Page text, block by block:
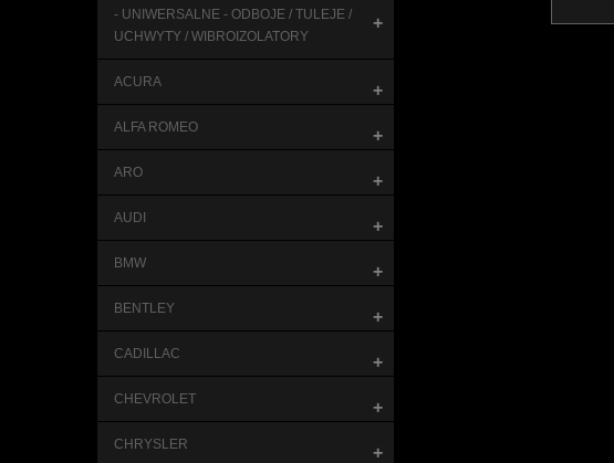
- UNIWERSALNE - ODBOJE / TULEJE /
UCHWYTY / WIBROIZOLATORY
+
ACURA +
ALFA ROMEO +
ARO +
AUDI +
BMW +
BENTLEY +
CADILLAC +
CHEVROLET +
CHRYSLER +